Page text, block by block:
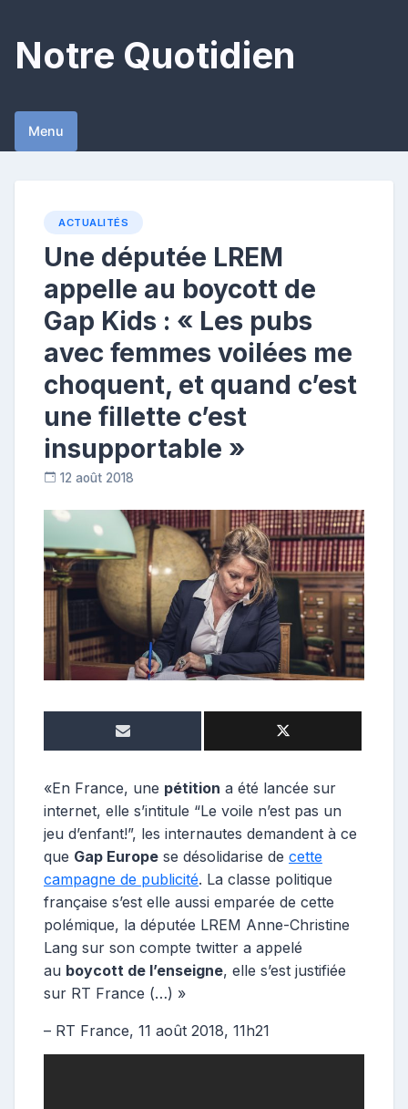
content
Notre Quotidien
Menu
ACTUALITÉS
Une députée LREM
appelle au boycott de
Gap Kids : « Les pubs
avec femmes voilées me
choquent, et quand c’est
une fillette c’est
insupportable »
12 août 2018
o
n
t
r
i
b
u
t
r
«En France, une pétition a été lancée sur
internet, elle s’intitule “Le voile n’est pas un
jeu d’enfant!”, les internautes demandent à ce
que Gap Europe se désolidarise de cette
campagne de publicité. La classe politique
française s’est elle aussi emparée de cette
polémique, la députée LREM Anne-Christine
Lang sur son compte twitter a appelé
au boycott de l’enseigne, elle s’est justifiée
sur RT France (…) »
– RT France, 11 août 2018, 11h21